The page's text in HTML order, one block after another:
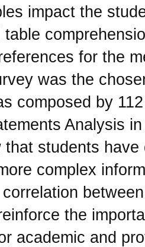
impact the
for the
was the
composed by
Analysis
that students
complex
the
academic and